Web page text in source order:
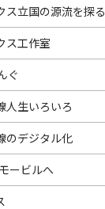
ス立国の源流を探る
ス工作室
ぐ
人生いろいろ
のデジタル化
ービルへ